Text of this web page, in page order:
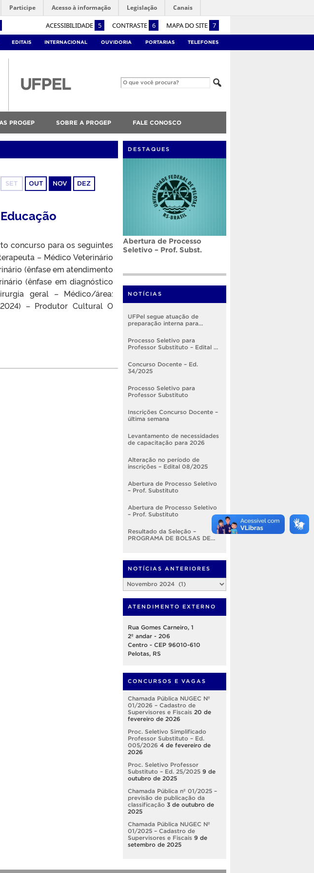
ACESSIBILIDADE 5 CONTRASTE 6 MAPA DO SITE 7
Participe Acesso à informação Legislação Canais
EDITAIS INTERNACIONAL OUVIDORIA PORTARIAS TELEFONES
PROGEP SOBRE A PROGEP FALE CONOSCO
SET OUT NOV DEZ
concurso para os seguintes
– Médico Veterinário
(ênfase em atendimento
(ênfase em diagnóstico
geral – Médico/área:
– Produtor Cultural O
DESTAQUES
Abertura de Processo
Seletivo – Prof. Subst.
NOTÍCIAS
UFPel segue atuação de
preparação interna para
Processo Seletivo para
Professor Substituto – Edital nº
Concurso Docente – Ed.
34/2025
Processo Seletivo para
Professor Substituto
Inscrições Concurso Docente –
última semana
Levantamento de necessidades
de capacitação para 2026
Alteração no período de
inscrições – Edital 08/2025
Abertura de Processo Seletivo
– Prof. Substituto
Abertura de Processo Seletivo
– Prof. Substituto
Resultado da Seleção –
PROGRAMA DE BOLSAS DE
NOTÍCIAS ANTERIORES
Notícias
Anteriores
ATENDIMENTO EXTERNO
Rua Gomes Carneiro, 1
2º andar - 206
Centro - CEP 96010-610
Pelotas, RS
CONCURSOS E VAGAS
Chamada Pública NUGEC Nº
01/2026 – Cadastro de
Supervisores e Fiscais 20 de
fevereiro de 2026
Proc. Seletivo Simplificado
Professor Substituto – Ed.
005/2026 4 de fevereiro de
2026
Proc. Seletivo Professor
Substituto – Ed. 25/2025 9 de
outubro de 2025
Chamada Pública nº 01/2025 –
previsão de publicação da
classificação 3 de outubro de
2025
Chamada Pública NUGEC Nº
01/2025 – Cadastro de
Supervisores e Fiscais 9 de
setembro de 2025